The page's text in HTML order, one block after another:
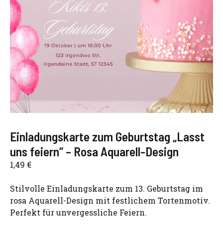
Einladungskarte zum Geburtstag „Lasst
uns feiern“ – Rosa Aquarell-Design
1,49 €
Stilvolle Einladungskarte zum 13. Geburtstag im
rosa Aquarell-Design mit festlichem Tortenmotiv.
Perfekt für unvergessliche Feiern.